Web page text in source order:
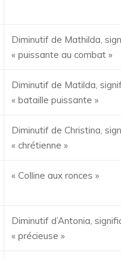
Diminutif de Mathilda,
« puissante au combat »
Diminutif de Matilda,
« bataille puissante »
Diminutif de Christina,
« chrétienne »
« Colline aux ronces »
Diminutif d’Antonia,
« précieuse »